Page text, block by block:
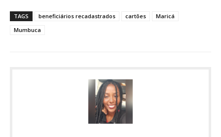
TAGS beneficiários recadastrados cartões
Maricá
Mumbuca